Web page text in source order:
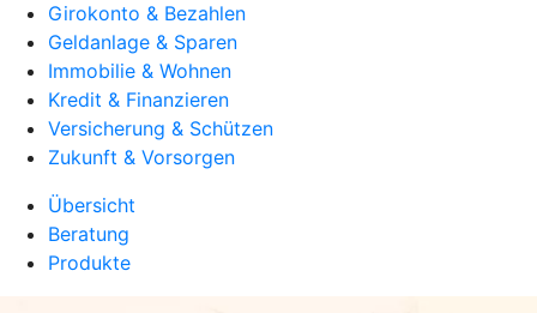
Girokonto & Bezahlen
Geldanlage & Sparen
Immobilie & Wohnen
Kredit & Finanzieren
Versicherung & Schützen
Zukunft & Vorsorgen
Übersicht
Beratung
Produkte